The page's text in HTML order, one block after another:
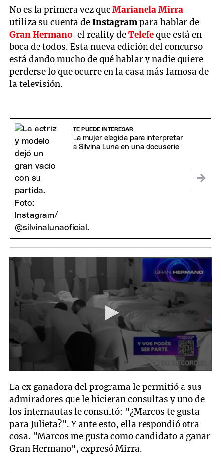
No es la primera vez queMarianela Mirra
utiliza su cuenta deInstagrampara hablar de
Gran Hermano, el reality deTelefeque está en
boca de todos. Esta nueva edición del concurso
está dando mucho de qué hablar y nadie quiere
perderse lo que ocurre en la casa más famosa de
la televisión.
TE PUEDE INTERESAR
La mujer elegida para interpretar
a Silvina Luna en una docuserie
seconds
of
46
seconds
La ex ganadora del programa le permitió a sus
admiradores que le hicieran consultas y uno de
los internautas le consultó: "¿Marcos te gusta
para Julieta?". Y ante esto, ella respondió otra
cosa. "Marcos me gusta como candidato a ganar
Gran Hermano", expresó Mirra.